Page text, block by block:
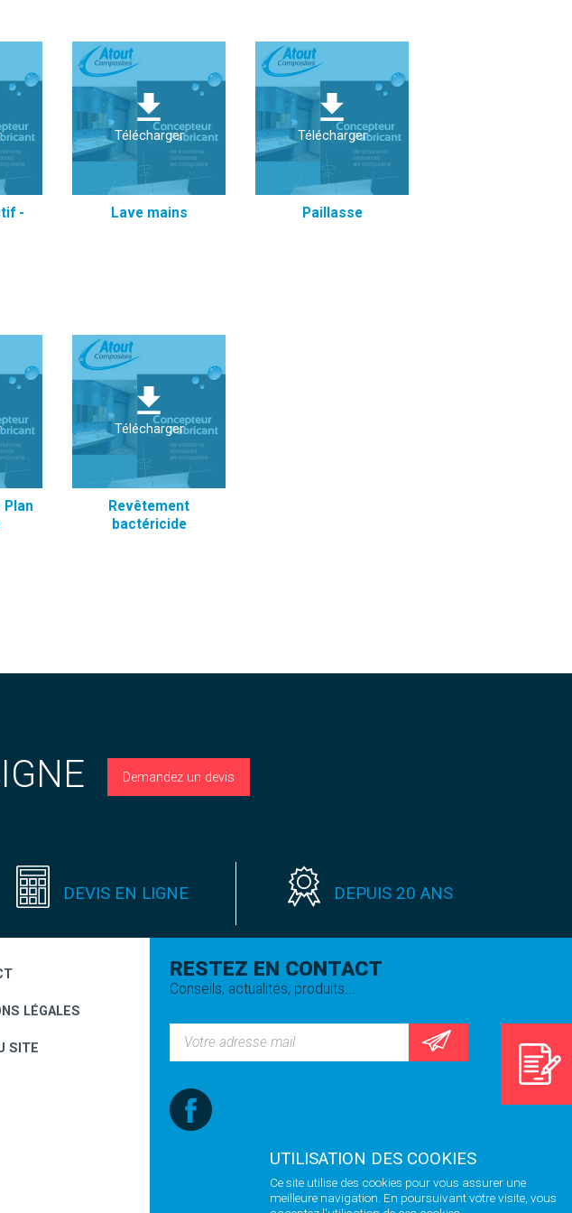
-
Télécharger
Lave mains
Télécharger
Paillasse
Plan
Télécharger
Revêtement
bactéricide
Demandez un devis
DEVIS EN LIGNE DEPUIS 20 ANS
LÉGALES
SITE
RESTEZ EN CONTACT
Conseils, actualités, produits...
UTILISATION DES COOKIES
Ce site utilise des cookies pour vous assurer une
meilleure navigation. En poursuivant votre visite, vous